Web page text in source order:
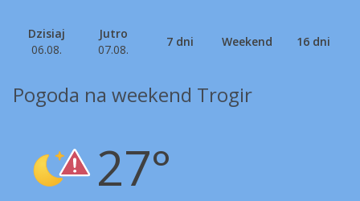
Dzisiaj
06.08.
Jutro
07.08.
7 dni Weekend 16 dni
Pogoda na weekend Trogir
27°